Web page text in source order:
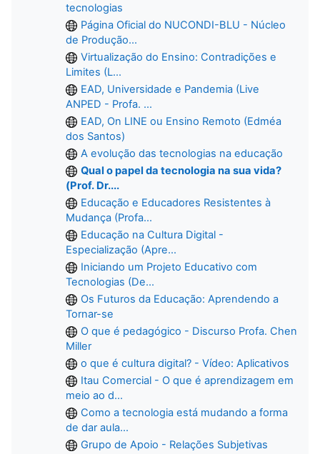
tecnologias
Página Oficial do NUCONDI-BLU - Núcleo
de Produção...
Virtualização do Ensino: Contradições e
Limites (L...
EAD, Universidade e Pandemia (Live
ANPED - Profa. ...
EAD, On LINE ou Ensino Remoto (Edméa
dos Santos)
A evolução das tecnologias na educação
Qual o papel da tecnologia na sua vida?
(Prof. Dr....
Educação e Educadores Resistentes à
Mudança (Profa...
Educação na Cultura Digital -
Especialização (Apre...
Iniciando um Projeto Educativo com
Tecnologias (De...
Os Futuros da Educação: Aprendendo a
Tornar-se
O que é pedagógico - Discurso Profa. Chen
Miller
o que é cultura digital? - Vídeo: Aplicativos
Itau Comercial - O que é aprendizagem em
meio ao d...
Como a tecnologia está mudando a forma
de dar aula...
Grupo de Apoio - Relações Subjetivas